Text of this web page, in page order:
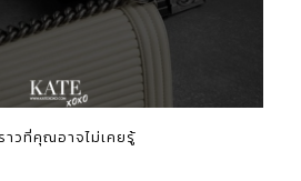
าวที่คุณอาจไม่เคยรู้